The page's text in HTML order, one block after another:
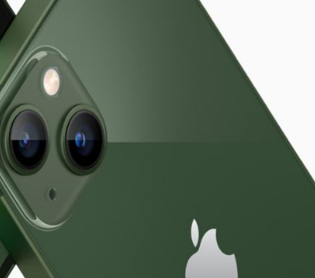
ON THE INTERNATIONAL BUSINESS SCENE
DIGITALIZED WHOLESALER IN ROMANIA
benzinariile RO concept OSCAR – peste 500 de